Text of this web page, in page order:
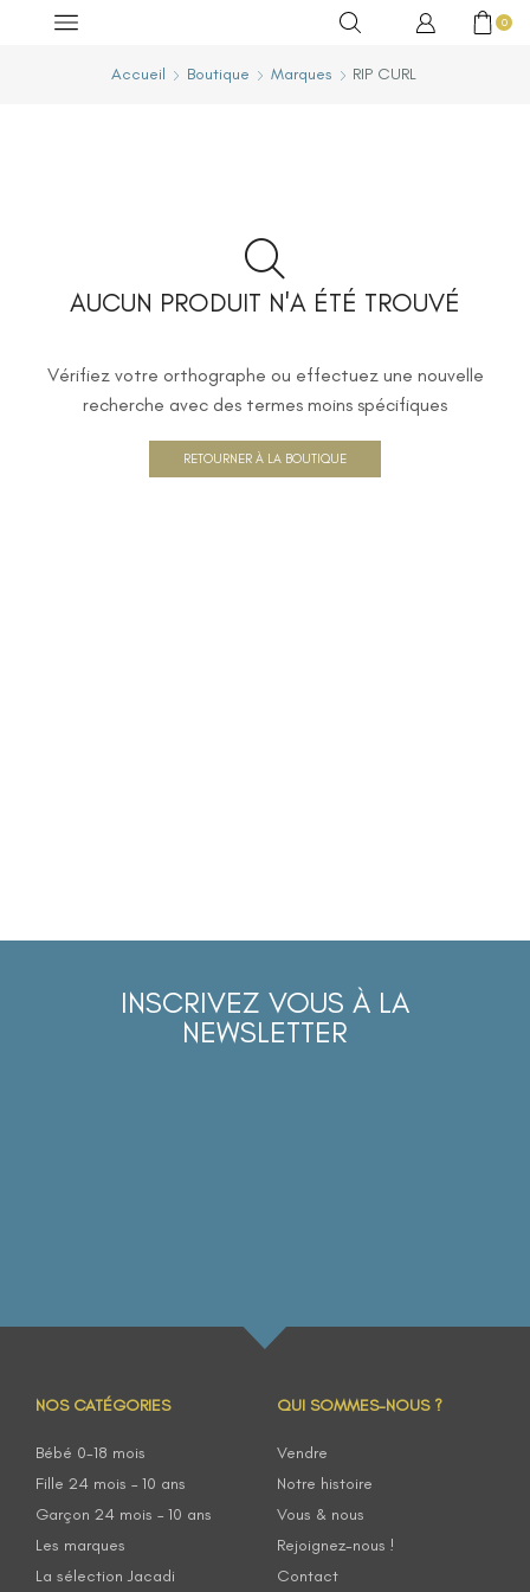
0
Accueil Boutique Marques RIP CURL
AUCUN PRODUIT N'A ÉTÉ TROUVÉ
Vérifiez votre orthographe ou effectuez une nouvelle
recherche avec des termes moins spécifiques
RETOURNER À LA BOUTIQUE
INSCRIVEZ VOUS À LA
NEWSLETTER
NOS CATÉGORIES
Bébé 0-18 mois
Fille 24 mois – 10 ans
Garçon 24 mois – 10 ans
Les marques
La sélection Jacadi
QUI SOMMES-NOUS ?
Vendre
Notre histoire
Vous & nous
Rejoignez-nous !
Contact